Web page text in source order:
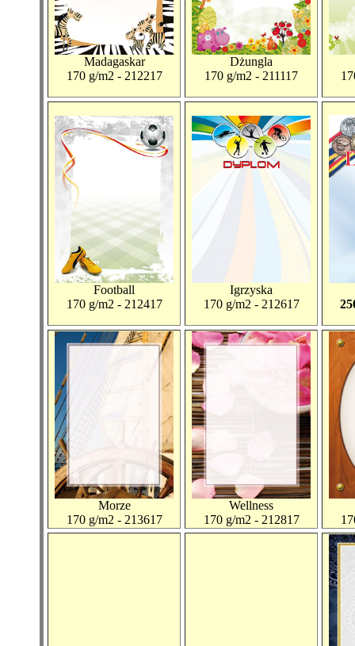
Madagaskar
170 g/m2 - 212217
Dżungla
170 g/m2 - 211117
Football
170 g/m2 - 212417
Igrzyska
170 g/m2 - 212617
Morze
170 g/m2 - 213617
Wellness
170 g/m2 - 212817